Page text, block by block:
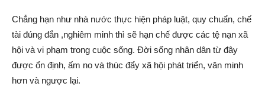
Chẳng hạn như nhà nước thực hiện pháp luật, quy chuẩn, chế
tài đúng đắn ,nghiêm minh thì sẽ hạn chế được các tệ nạn xã
hội và vi phạm trong cuộc sống. Đời sống nhân dân từ đây
được ổn định, ấm no và thúc đẩy xã hội phát triển, văn minh
hơn và ngược lại.